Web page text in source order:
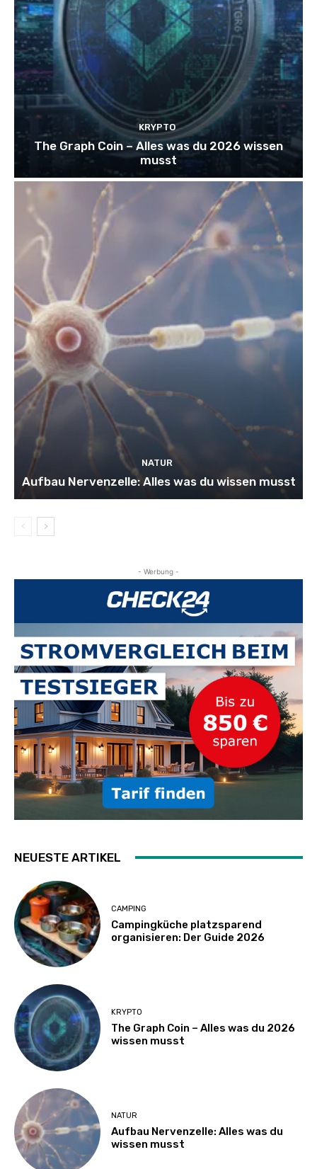
KRYPTO
The Graph Coin – Alles was du 2026 wissen
musst
NATUR
Aufbau Nervenzelle: Alles was du wissen musst
- Werbung -
NEUESTE ARTIKEL
CAMPING
Campingküche platzsparend
organisieren: Der Guide 2026
KRYPTO
The Graph Coin – Alles was du 2026
wissen musst
NATUR
Aufbau Nervenzelle: Alles was du
wissen musst